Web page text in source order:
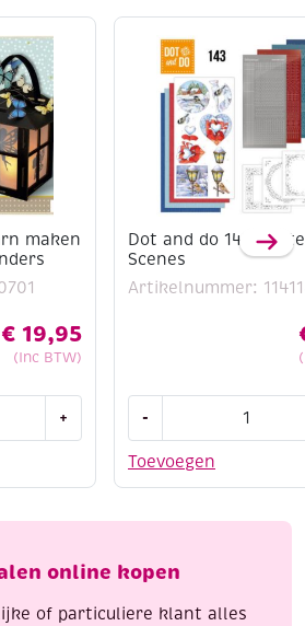
maken
€ 19,95
(Inc BTW)
+
Dot and do 143
Scenes
Artikelnummer:
Toevoegen
-
do
Scenes
online kopen
of particuliere klant alles